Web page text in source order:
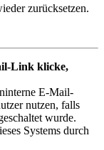
zurücksetzen.
Link klicke,
E-Mail-
nutzen, falls
wurde.
Systems durch